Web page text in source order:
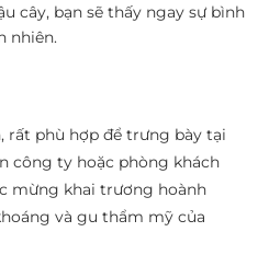
cây, bạn sẽ thấy ngay sự bình
nhiên.
rất phù hợp để trưng bày tại
công ty hoặc phòng khách
mừng khai trương hoành
và gu thẩm mỹ của